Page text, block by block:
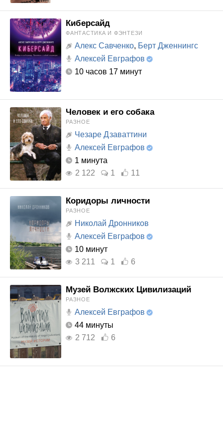
Киберсайд
ФАНТАСТИКА И ФЭНТЕЗИ
Алекс Савченко, Берт Дженнингс
Алексей Евграфов
10 часов 17 минут
Человек и его собака
РАЗНОЕ
Чезаре Дзаваттини
Алексей Евграфов
1 минута
2 122
1 11
Коридоры личности
РАЗНОЕ
Николай Дронников
Алексей Евграфов
10 минут
3 211
1 6
Музей Волжских Цивилизаций
РАЗНОЕ
Алексей Евграфов
44 минуты
2 712
6